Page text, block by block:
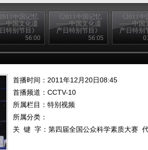
2011中国记忆
国文化遗
特别节目》
（二）
56:00
《2011中国记忆
——中国文化遗
产日特别节目》
20110611 （三）
56:05
《2011
——中国
产日特别
首播时间：2011年12月20日08:45
首播频道： CCTV-10
所属栏目： 特别视频
所属分类：
关 键 字： 第四届全国公众科学素质大赛